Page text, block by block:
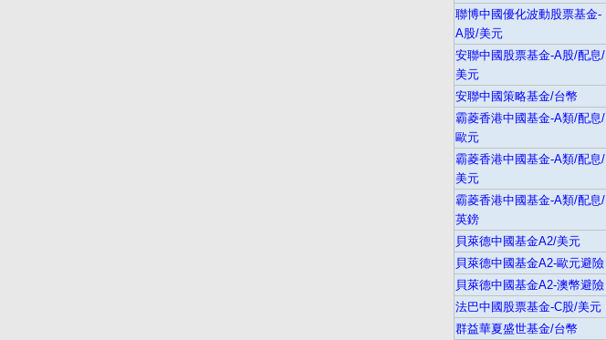
聯博中國優化波動股票基金-
A股/美元
安聯中國股票基金-A股/配息/
美元
安聯中國策略基金/台幣
霸菱香港中國基金-A類/配息/
歐元
霸菱香港中國基金-A類/配息/
美元
霸菱香港中國基金-A類/配息/
英鎊
貝萊德中國基金A2/美元
貝萊德中國基金A2-歐元避險
貝萊德中國基金A2-澳幣避險
法巴中國股票基金-C股/美元
群益華夏盛世基金/台幣